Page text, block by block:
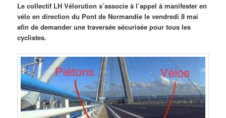
Le collectif LH Vélorution s’associe à l’appel à manifester en
vélo en direction du Pont de Normandie le vendredi 8 mai
afin de demander une traversée sécurisée pour tous les
cyclistes.